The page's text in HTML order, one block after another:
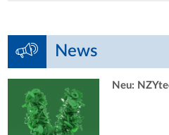
News
Neu: